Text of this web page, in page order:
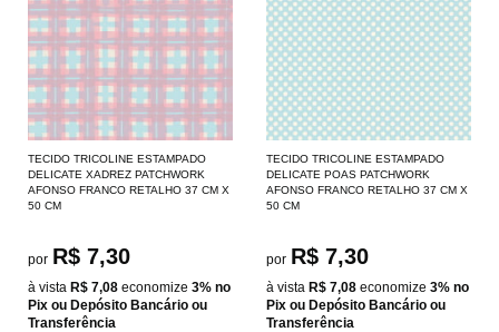
TECIDO TRICOLINE ESTAMPADO
DELICATE XADREZ PATCHWORK
AFONSO FRANCO RETALHO 37 CM X
50 CM
por R$ 7,30
à vista R$ 7,08 economize 3% no
Pix ou Depósito Bancário ou
Transferência
TECIDO TRICOLINE ESTAMPADO
DELICATE POAS PATCHWORK
AFONSO FRANCO RETALHO 37 CM X
50 CM
por R$ 7,30
à vista R$ 7,08 economize 3% no
Pix ou Depósito Bancário ou
Transferência